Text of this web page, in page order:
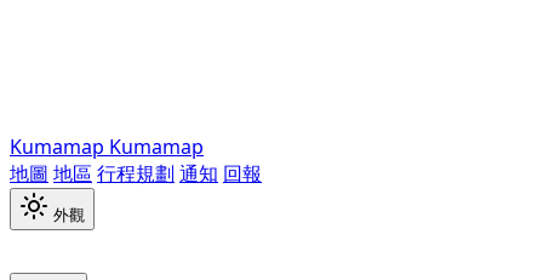
Kumamap Kumamap
地圖 地區 行程規劃 通知 回報
外觀